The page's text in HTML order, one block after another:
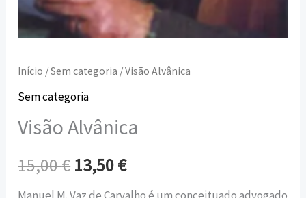
Início /Sem categoria / Visão Alvânica
Sem categoria
Visão Alvânica
15,00€ 13,50€